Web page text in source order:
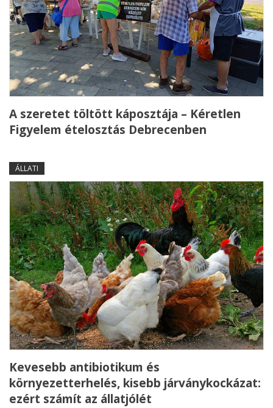
A szeretet töltött káposztája – Kéretlen
Figyelem ételosztás Debrecenben
ÁLLATI
Kevesebb antibiotikum és
környezetterhelés, kisebb járványkockázat:
ezért számít az állatjólét